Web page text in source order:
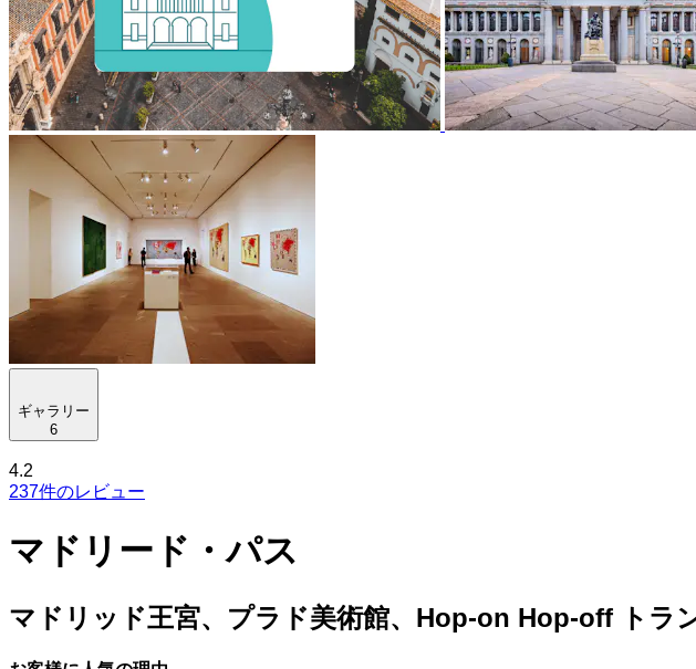
ギャラリー
6
4.2
237件のレビュー
マドリード・パス
マドリッド王宮、プラド美術館、Hop-on Hop-off トラ